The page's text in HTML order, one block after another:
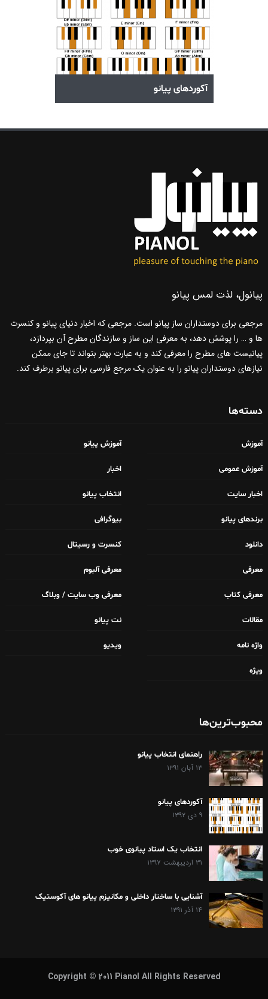
آکوردهای پیانو
پیانول، لذت لمس پیانو
مرجعی برای دوستداران ساز پیانو است. مرجعی که اخبار دنیای پیانو و کنسرت
ها و … را پوشش دهد، به معرفی این ساز و سازندگان مطرح آن بپردازد،
پیانیست های مطرح را معرفی کند و به عبارت بهتر بتواند تا جای ممکن
نیازهای دوستداران پیانو را به عنوان یک مرجع فارسی برای پیانو برطرف کند.
دسته‌ها
آموزش آموزش پیانو
آموزش عمومی اخبار
اخبار سایت انتخاب پیانو
برندهای پیانو بیوگرافی
دانلود کنسرت و رسیتال
معرفی معرفی آلبوم
معرفی کتاب معرفی وب سایت / وبلاگ
مقالات نت پیانو
واژه نامه ویدیو
ویژه
محبوب‌ترین‌ها
راهنمای انتخاب پیانو
۱۳ آبان ۱۳۹۱
آکوردهای پیانو
۹ دی ۱۳۹۲
انتخاب یک استاد پیانوی خوب
۳۱ اردیبهشت ۱۳۹۷
آشنایی با ساختار داخلی و مکانیزم پیانو های آکوستیک
۱۴ آذر ۱۳۹۱
Copyright © 2011 Pianol All Rights Reserved